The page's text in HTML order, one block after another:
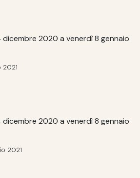
2020 a venerdì 8 gennaio
2021
2020 a venerdì 8 gennaio
2021